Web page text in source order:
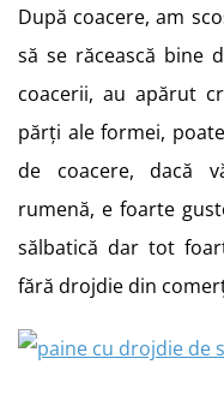
După coacere, am
să se răcească bine
coacerii, au apărut
părți ale formei,
de coacere, dacă
rumenă, e foarte
sălbatică dar tot
fără drojdie din